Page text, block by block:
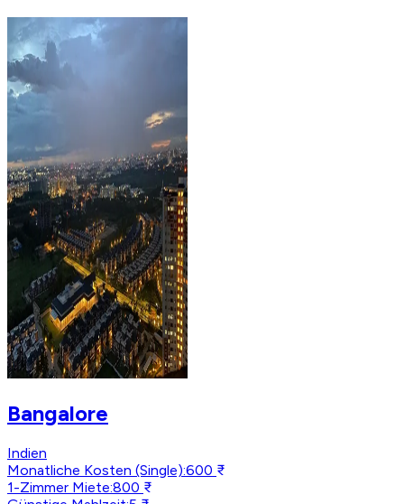
Bangalore
Indien
Monatliche Kosten (Single):600 ₹
1-Zimmer Miete:800 ₹